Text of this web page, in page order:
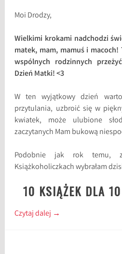
Moi Drodzy,
Wielkimi krokami nadchodzi
matek, mam, mamuś i
wspólnych rodzinnych
Dzień Matki! <3
W ten wyjątkowy dzień
przytulania, uzbroić się w
kwiatek, może ulubione
zaczytanych Mam bukową
Podobnie jak rok temu,
Książkoholiczkach wybrałam
10 KSIĄŻEK DLA
Czytaj dalej →